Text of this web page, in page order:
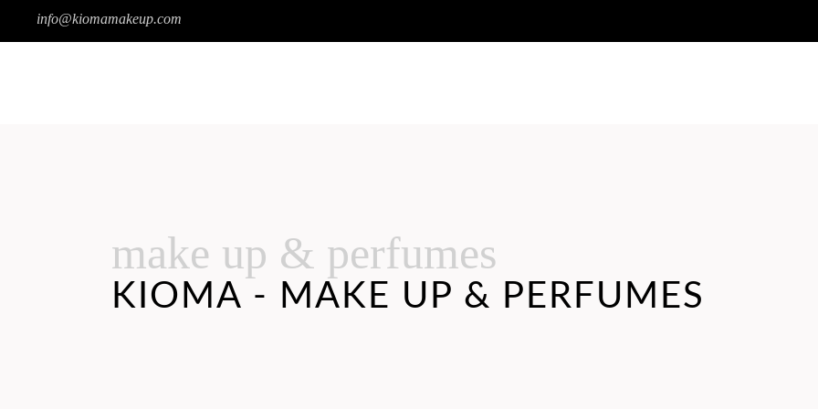
info@kiomamakeup.com
make up & perfumes
KIOMA - MAKE UP & PERFUMES